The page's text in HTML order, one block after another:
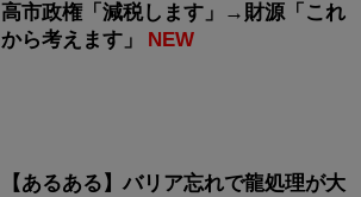
高市政権「減税します」→財源「これ
から考えます」
NEW
【あるある】バリア忘れで龍処理が大